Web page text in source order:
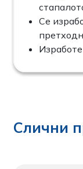
Се
Слични